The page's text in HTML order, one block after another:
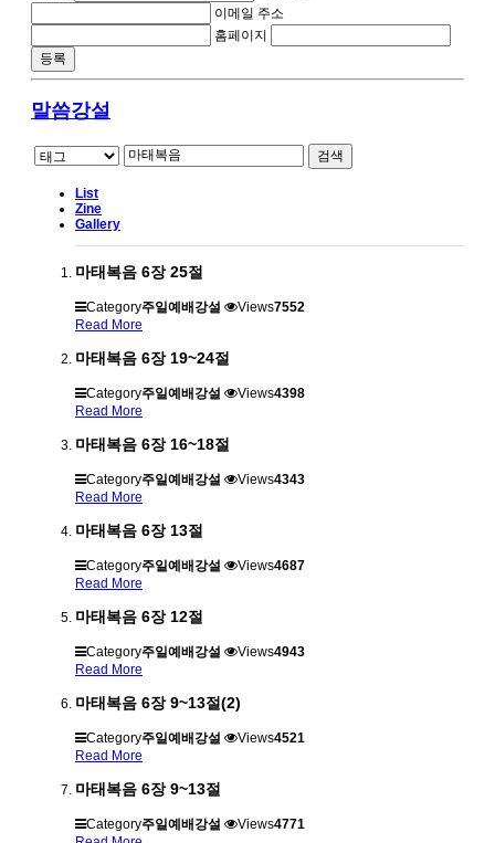
이메일 주소
홈페이지
말씀강설
검색
List
Zine
Gallery
마태복음 6장 25절
Category주일예배강설 Views7552
Read More
마태복음 6장 19~24절
Category주일예배강설 Views4398
Read More
마태복음 6장 16~18절
Category주일예배강설 Views4343
Read More
마태복음 6장 13절
Category주일예배강설 Views4687
Read More
마태복음 6장 12절
Category주일예배강설 Views4943
Read More
마태복음 6장 9~13절(2)
Category주일예배강설 Views4521
Read More
마태복음 6장 9~13절
Category주일예배강설 Views4771